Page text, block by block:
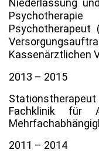
Niederlassung
Psychotherapeut
Kassenärztlichen
2013 – 2015
Fachklinik für
2011 – 2014